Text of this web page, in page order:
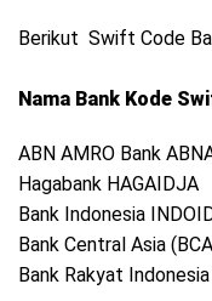
Berikut Swift Code
Nama Bank Kode
ABN AMRO Bank
Hagabank HAGAIDJA
Bank Indonesia
Bank Central Asia
Bank Rakyat